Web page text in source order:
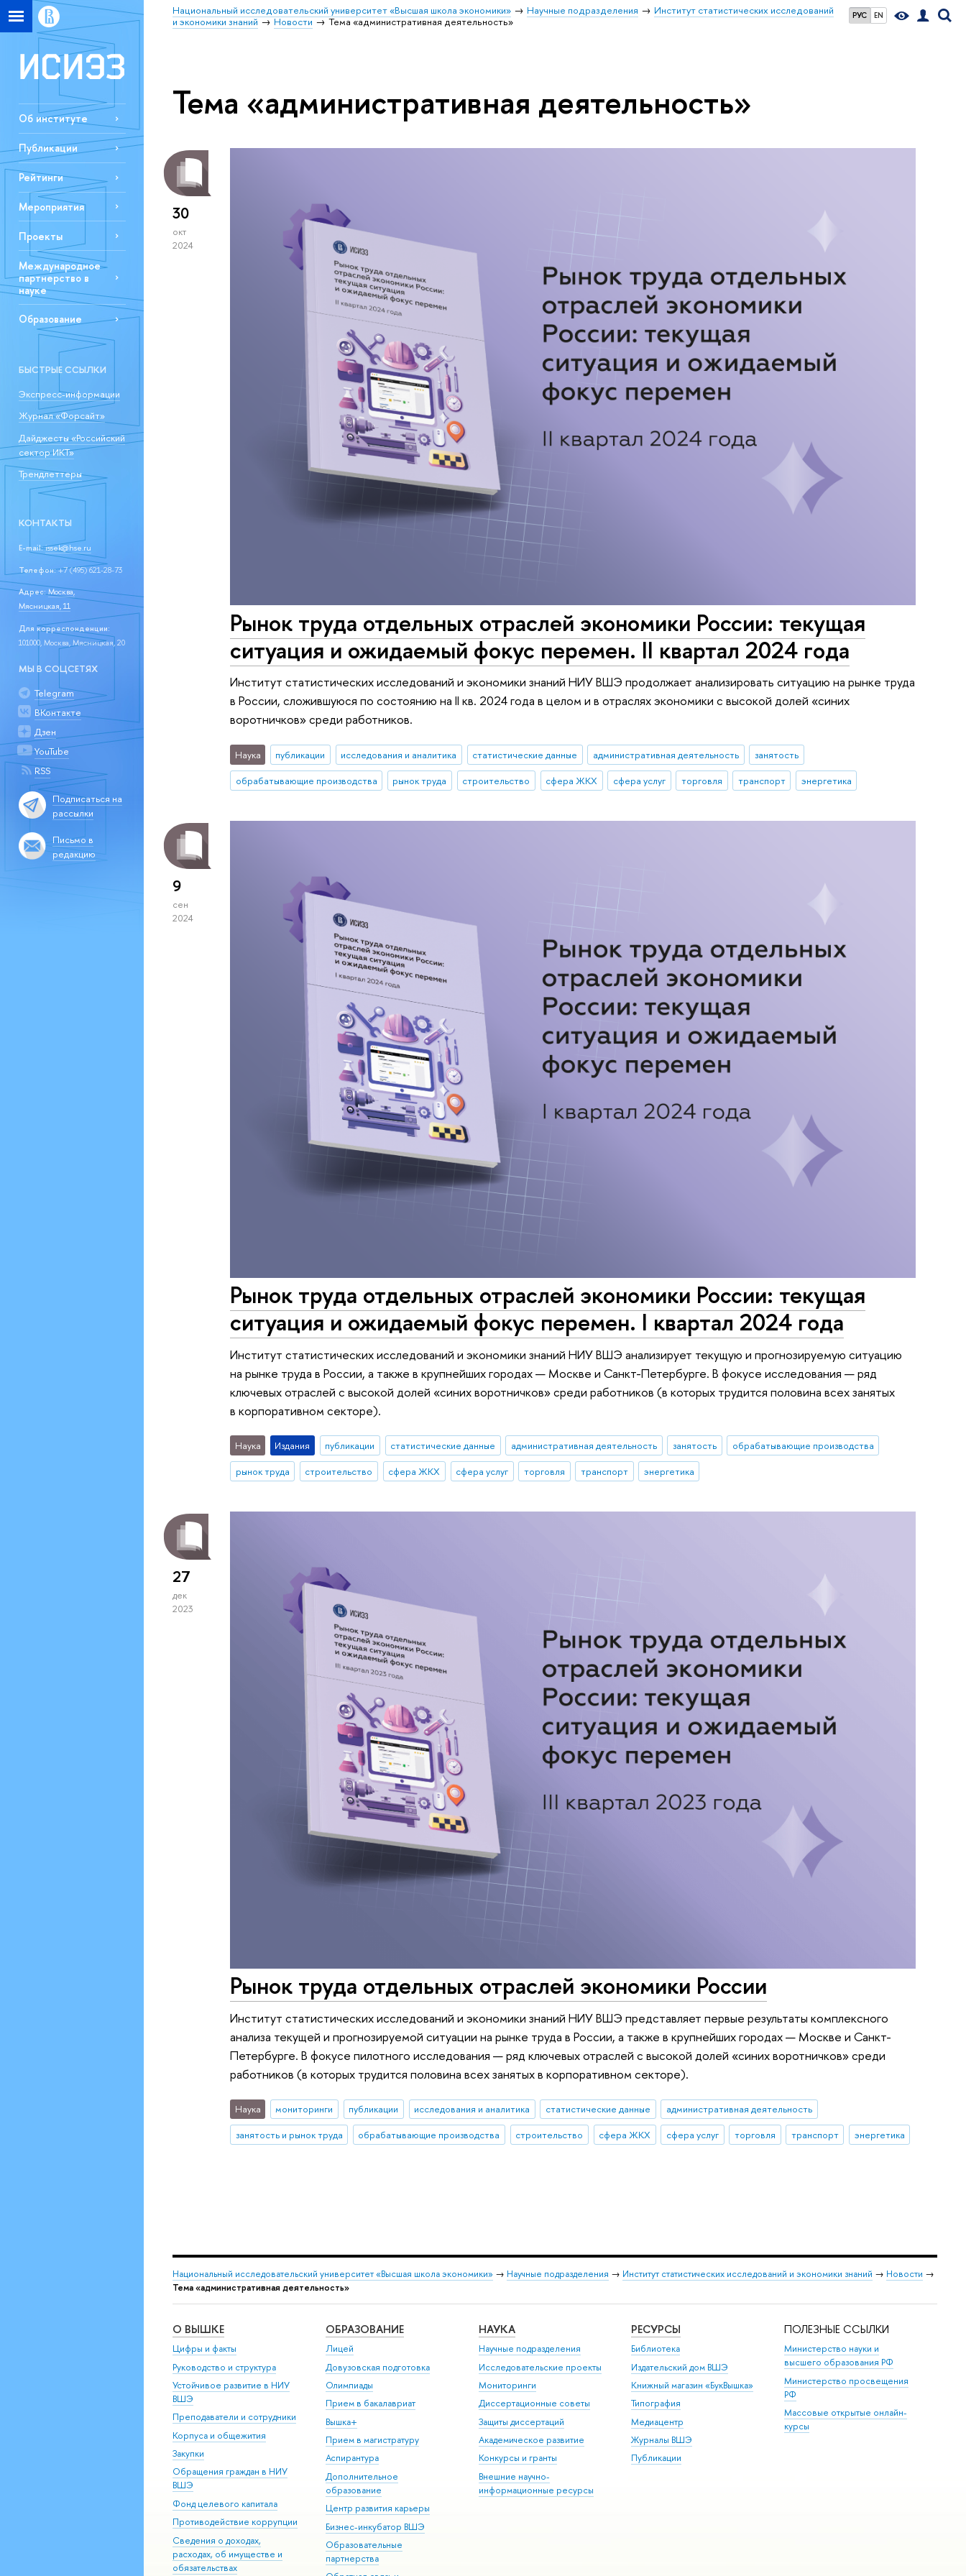
РУС EN
Национальный исследовательский университет «Высшая школа экономики» Научные подразделения
Институт статистических исследований
и экономики знаний
Новости Тема «административная деятельность»
Об институте
Публикации
Рейтинги
Мероприятия
Проекты
Международное
партнерство в
науке
Образование
БЫСТРЫЕ ССЫЛКИ
Экспресс-информации
Журнал «Форсайт»
Дайджесты «Российский
сектор ИКТ»
Трендлеттеры
КОНТАКТЫ
E-mail:issek@hse.ru
Телефон:+7 (495) 621-28-73
Адрес: Москва,
Мясницкая, 11
Для корреспонденции:
101000, Москва, Мясницкая, 20
МЫ В СОЦСЕТЯХ
Telegram
ВКонтакте
Дзен
YouTube
RSS
Подписаться на
рассылки
Письмо в
редакцию
Тема «административная деятельность»
30
окт
2024
Рынок труда отдельных отраслей экономики России: текущая
ситуация и ожидаемый фокус перемен. II квартал 2024 года
Институт статистических исследований и экономики знаний НИУ ВШЭ продолжает анализировать ситуацию на рынке труда
в России, сложившуюся по состоянию на II кв. 2024 года в целом и в отраслях экономики с высокой долей «синих
воротничков» среди работников.
Наука публикации исследования и аналитика статистические данные административная деятельность
занятость
обрабатывающие производства
рынок труда строительство сфера ЖКХ сфера услуг торговля транспорт энергетика
9
сен
2024
Рынок труда отдельных отраслей экономики России: текущая
ситуация и ожидаемый фокус перемен. I квартал 2024 года
Институт статистических исследований и экономики знаний НИУ ВШЭ анализирует текущую и прогнозируемую ситуацию
на рынке труда в России, а также в крупнейших городах — Москве и Санкт-Петербурге. В фокусе исследования — ряд
ключевых отраслей с высокой долей «синих воротничков» среди работников (в которых трудится половина всех занятых
в корпоративном секторе).
Наука Издания публикации статистические данные административная деятельность занятость
обрабатывающие производства
рынок труда
строительство сфера ЖКХ сфера услуг торговля транспорт энергетика
27
дек
2023
Рынок труда отдельных отраслей экономики России
Институт статистических исследований и экономики знаний НИУ ВШЭ представляет первые результаты комплексного
анализа текущей и прогнозируемой ситуации на рынке труда в России, а также в крупнейших городах — Москве и Санкт-
Петербурге. В фокусе пилотного исследования — ряд ключевых отраслей с высокой долей «синих воротничков» среди
работников (в которых трудится половина всех занятых в корпоративном секторе).
Наука мониторинги публикации исследования и аналитика статистические данные
административная деятельность
занятость и рынок труда
обрабатывающие производства строительство сфера ЖКХ сфера услуг торговля транспорт энергетика
Национальный исследовательский университет «Высшая школа экономики» → Научные подразделения → Институт статистических исследований и экономики знаний → Новости →
Тема «административная деятельность»
О ВЫШКЕ
Цифры и факты
Руководство и структура
Устойчивое развитие в НИУ
ВШЭ
Преподаватели и сотрудники
Корпуса и общежития
Закупки
Обращения граждан в НИУ
ВШЭ
Фонд целевого капитала
Противодействие коррупции
Сведения о доходах,
расходах, об имуществе и
обязательствах
ОБРАЗОВАНИЕ
Лицей
Довузовская подготовка
Олимпиады
Прием в бакалавриат
Вышка+
Прием в магистратуру
Аспирантура
Дополнительное
образование
Центр развития карьеры
Бизнес-инкубатор ВШЭ
Образовательные
партнерства
НАУКА
Научные подразделения
Исследовательские проекты
Мониторинги
Диссертационные советы
Защиты диссертаций
Академическое развитие
Конкурсы и гранты
Внешние научно-
информационные ресурсы
РЕСУРСЫ
Библиотека
Издательский дом ВШЭ
Книжный магазин «БукВышка»
Типография
Медиацентр
Журналы ВШЭ
Публикации
ПОЛЕЗНЫЕ ССЫЛКИ
Министерство науки и
высшего образования РФ
Министерство просвещения
РФ
Массовые открытые онлайн-
курсы